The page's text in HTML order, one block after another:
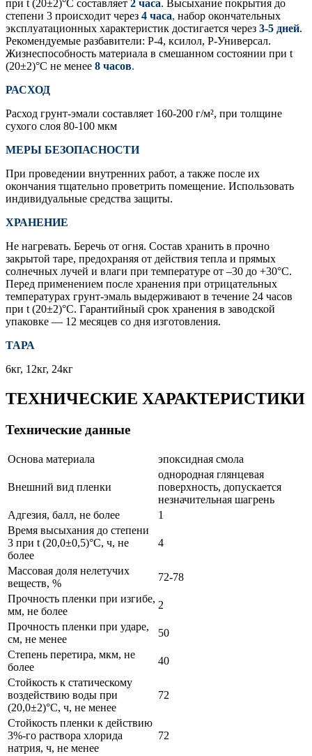
при t (20±2)°С составляет 2 часа. Высыхание покрытия до
степени 3 происходит через 4 часа, набор окончательных
эксплуатационных характеристик достигается через 3-5 дней.
Рекомендуемые разбавители: Р-4, ксилол, Р-Универсал.
Жизнеспособность материала в смешанном состоянии при t
(20±2)°С не менее 8 часов.
РАСХОД
Расход грунт-эмали составляет 160-200 г/м², при толщине
сухого слоя 80-100 мкм
МЕРЫ БЕЗОПАСНОСТИ
При проведении внутренних работ, а также после их
окончания тщательно проветрить помещение. Использовать
индивидуальные средства защиты.
ХРАНЕНИЕ
Не нагревать. Беречь от огня. Состав хранить в прочно
закрытой таре, предохраняя от действия тепла и прямых
солнечных лучей и влаги при температуре от –30 до +30°С.
Перед применением после хранения при отрицательных
температурах грунт-эмаль выдерживают в течение 24 часов
при t (20±2)°С. Гарантийный срок хранения в заводской
упаковке — 12 месяцев со дня изготовления.
ТАРА
6кг, 12кг, 24кг
ТЕХНИЧЕСКИЕ ХАРАКТЕРИСТИКИ
Технические данные
Основа материала эпоксидная смола
Внешний вид пленки
однородная глянцевая
поверхность, допускается
незначительная шагрень
Адгезия, балл, не более
1
Время высыхания до степени
3 при t (20,0±0,5)°С, ч, не
более
4
Массовая доля нелетучих
веществ, %
72-78
Прочность пленки при изгибе,
мм, не более
2
Прочность пленки при ударе,
см, не менее
50
Степень перетира, мкм, не
более
40
Стойкость к статическому
воздействию воды при
(20,0±2)°С, ч, не менее
72
Стойкость пленки к действию
3%-го раствора хлорида
натрия, ч, не менее
72